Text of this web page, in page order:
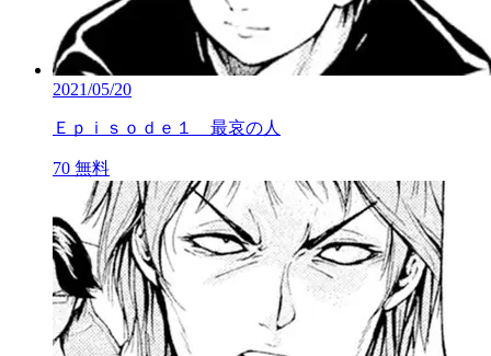
2021/05/20
Ｅｐｉｓｏｄｅ１ 最哀の人
70 無料